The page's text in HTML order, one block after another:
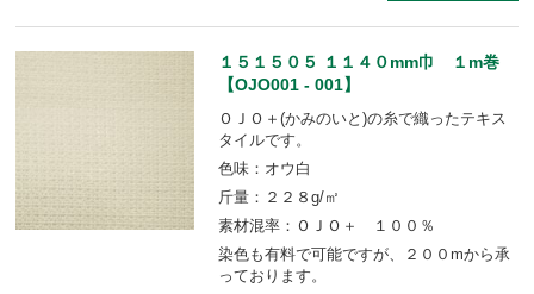
１５１５０５ １１４０mm巾 １m巻
【OJO001 - 001】
ＯＪＯ＋(かみのいと)の糸で織ったテキス
タイルです。
色味：オウ白
斤量：２２８g/㎡
素材混率：ＯＪＯ＋ １００％
染色も有料で可能ですが、２００mから承
っております。